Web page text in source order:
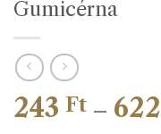
Gumicérna
243 Ft – 622